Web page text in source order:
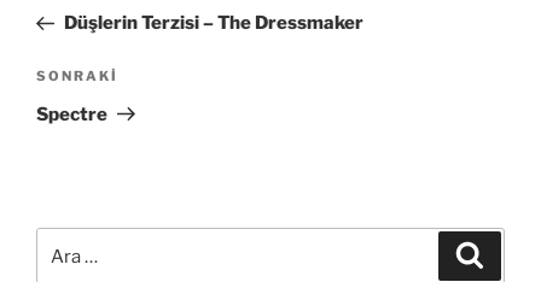
YazıDüşlerin Terzisi – The Dressmaker
Sonraki
Yazı
SONRAKI
Spectre